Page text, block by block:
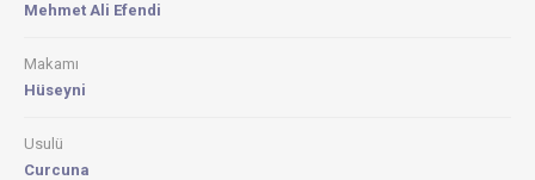
Mehmet Ali Efendi
Makamı
Hüseyni
Usulü
Curcuna